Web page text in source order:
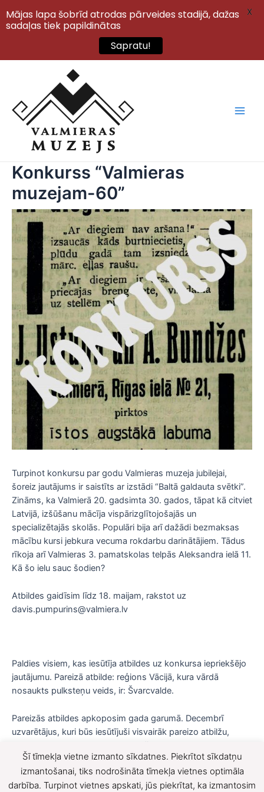
Konkurss “Valmieras
muzejam-60”
Turpinot konkursu par godu Valmieras muzeja jubilejai,
šoreiz jautājums ir saistīts ar izstādi “Baltā galdauta svētki”.
Zināms, ka Valmierā 20. gadsimta 30. gados, tāpat kā citviet
Latvijā, izšūšanu mācīja vispārizglītojošajās un
specializētajās skolās. Populāri bija arī dažādi bezmaksas
mācību kursi jebkura vecuma rokdarbu darinātājiem. Tādus
rīkoja arī Valmieras 3. pamatskolas telpās Aleksandra ielā 11.
Kā šo ielu sauc šodien?
Atbildes gaidīsim līdz 18. maijam, rakstot uz
davis.pumpurins@valmiera.lv
Paldies visiem, kas iesūtīja atbildes uz konkursa iepriekšējo
jautājumu. Pareizā atbilde: reģions Vācijā, kura vārdā
nosaukts pulksteņu veids, ir: Švarcvalde.
Pareizās atbildes apkoposim gada garumā. Decembrī
uzvarētājus, kuri būs iesūtījuši visvairāk pareizo atbilžu,
aicināsim uz muzeju balvu saņemšanai.
F X
Šī tīmekļa vietne izmanto sīkdatnes. Piekrītot sīkdatņu
izmantošanai, tiks nodrošināta tīmekļa vietnes optimāla
darbība. Turpinot vietnes apskati, jūs piekrītat, ka izmantosim
Mājas lapa šobrīd atrodas pārveides stadijā, dažas
sadaļas tiek papildinātas
Sapratu!
X